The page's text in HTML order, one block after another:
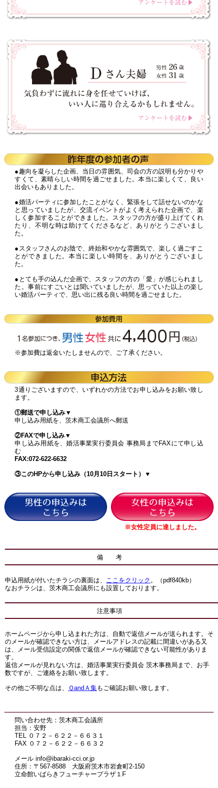
●趣向を凝らした企画、当日の雰囲気、司会の方の説明も分かりや
すくて、素晴らしい時間を過ごせました。本当に楽しくて、良い
出会いもありました。
●婚活パーティに参加したことがなく、緊張をして話せないのかな
と思っていましたが、交流イベントがよく考えられた企画で、楽
しく参加することができました。スタッフの方が盛り上げてくれ
たり、不明な時は助けてくださるなど、ありがとうございまし
た。
●スタッフさんのお陰で、終始和やかな雰囲気で、楽しく過ごすこ
とができました。本当に楽しい時間を、ありがとうございまし
た。
●とても手の込んだ企画で、スタッフの方の「愛」が感じられまし
た。事前にすごいとは聞いていましたが、思っていた以上の楽し
い婚活パーティで、思い出に残る良い時間を過ごせました。
※参加費は返金いたしませんので、ご了承ください。
3通りございますので、いずれかの方法でお申し込みをお願い致し
ます。
①郵送で申し込み▼
申し込み用紙を、茨木商工会議所へ郵送
②FAXで申し込み▼
申し込み用紙を、婚活事業実行委員会 事務局までFAXにて申し込
む
FAX:072-622-6632
③このHPから申し込み（10月10日スタート）▼
※女性定員に達しました。
備 考
申込用紙が付いたチラシの裏面は、 ここをクリック 。（pdf840kb）
なおチラシは、茨木商工会議所にも設置しております。
注意事項
ホームページから申し込まれた方は、自動で返信メールが送られます。そ
のメールが確認できない方は、メールアドレスの記載に間違いがある又
は、メール受信設定の関係で返信メールが確認できない可能性がありま
す。
返信メールが見れない方は、婚活事業実行委員会 茨木事務局まで、お手
数ですが、ご連絡をお願い致します。
その他ご不明な点は、 ＱandＡ集もご確認お願い致します。
問い合わせ先：茨木商工会議所
担当：安野
TEL ０７２－６２２－６６３１
FAX ０７２－６２２－６６３２
メール info@ibaraki-cci.or.jp
住所：〒567-8588 大阪府茨木市岩倉町2-150
立命館いばらきフューチャープラザ１F